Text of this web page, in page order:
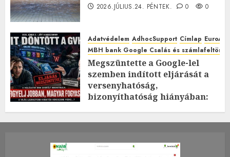
2026.JÚLIUS.24. PÉNTEK. 0 0
Adatvédelem AdhocSupport Címlap
MBH bank Google Csalás és
Megszüntette a Google-lel
szemben indított eljárását a
versenyhatóság,
bizonyíthatóság hiányában:
2026.JÚLIUS.23. CSÜTÖRTÖK.
0